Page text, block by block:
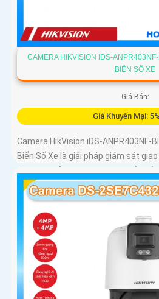
CAMERA HIKVISION IDS-
BIỂN SỐ XE
Giá Bán:
Giá Khuyến Mại:
Camera HikVision iDS-ANPR403NF-
Biển Số Xe là giải pháp giám sát
độ phân giải 4MP nhận diện biển số
đến 120km/h cảm biến 1/1